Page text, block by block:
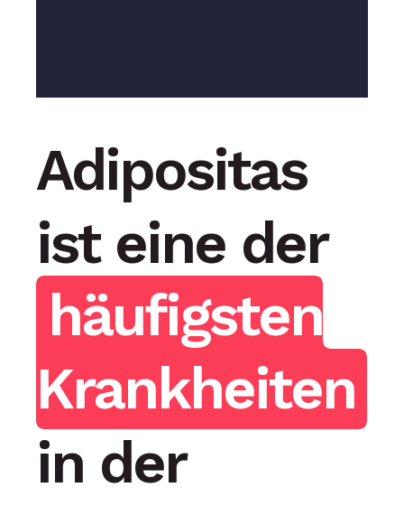
Adipositas
ist eine der
häufigsten
Krankheiten
in der